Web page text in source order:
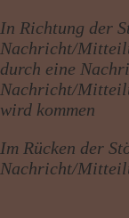
In Richtung der
Nachricht/
durch eine
Nachricht/
wird kommen
Im Rücken der
Nachricht/